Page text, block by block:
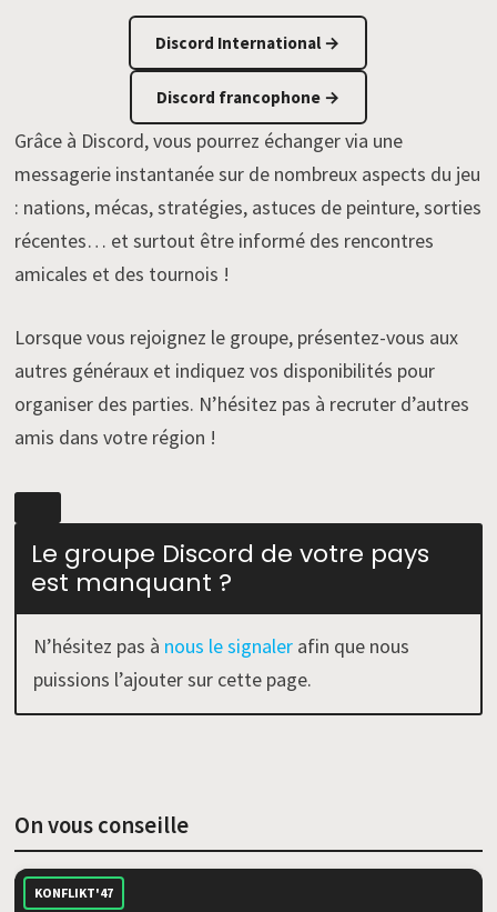
Discord International →
Discord francophone →
Grâce à Discord, vous pourrez échanger via une
messagerie instantanée sur de nombreux aspects du jeu
: nations, mécas, stratégies, astuces de peinture, sorties
récentes… et surtout être informé des rencontres
amicales et des tournois !
Lorsque vous rejoignez le groupe, présentez-vous aux
autres généraux et indiquez vos disponibilités pour
organiser des parties. N’hésitez pas à recruter d’autres
amis dans votre région !
Le groupe Discord de votre pays
est manquant ?
N’hésitez pas à nous le signaler afin que nous
puissions l’ajouter sur cette page.
On vous conseille
KONFLIKT'47